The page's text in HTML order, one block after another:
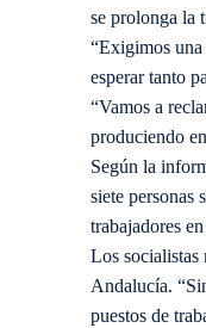
se prolonga la
“Exigimos una
esperar tanto
“Vamos a
produciendo
Según la
siete personas
trabajadores
Los socialistas
Andalucía.
puestos de